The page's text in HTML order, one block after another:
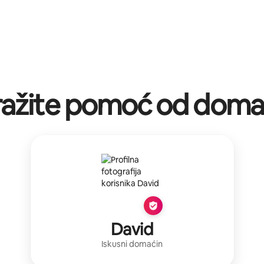
pomoć od
David
Iskusni domaćin